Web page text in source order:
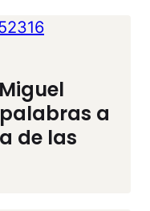
a
de las